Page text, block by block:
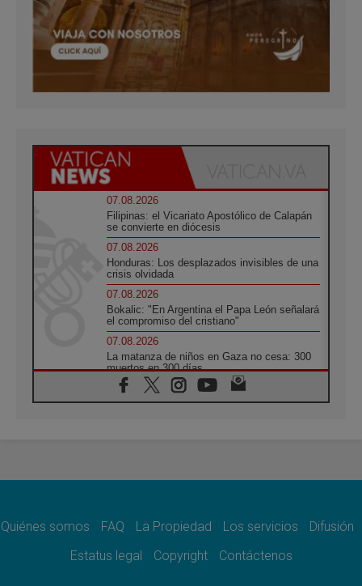
07.08.2026
Filipinas: el Vicariato Apostólico de Calapán
se convierte en diócesis
07.08.2026
Honduras: Los desplazados invisibles de una
crisis olvidada
07.08.2026
Bokalic: "En Argentina el Papa León señalará
el compromiso del cristiano"
07.08.2026
La matanza de niños en Gaza no cesa: 300
muertos en 300 días
07.08.2026
Tagle: La guerra desfigura el mundo, solo la
como misión al servicio del Evangelio
SIGNIS 2026, dar voz a las religiosas en el
Quiénes somos FAQ La Propiedad Los servicios
Difusión
Estatus legal
Copyright Contáctenos